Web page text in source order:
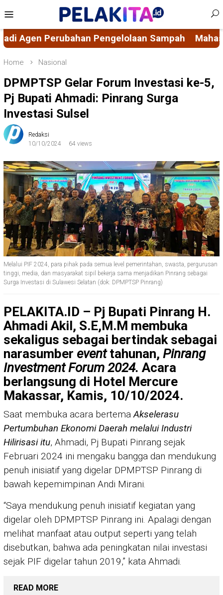
to
content
Menu
Sampah Mahasiswa KKN-PK 69 Desa
Home Nasional
DPMPTSP Gelar Forum Investasi ke-5,
Pj Bupati Ahmadi: Pinrang Surga
Investasi Sulsel
Redaksi
10/10/2024
64 views
Melalui PIF 2024, para pihak pada semua level pemerintahan, swasta, pergurusan
tinggi, media, dan masyarakat sipil bekerja sama menjadikan Pinrang sebagai
Surga Investasi di Sulawesi Selatan (dok: DPMPTSP Pinrang)
PELAKITA.ID – Pj Bupati Pinrang H.
Ahmadi Akil, S.E,M.M membuka
sekaligus sebagai bertindak sebagai
narasumber eventtahunan, Pinrang
Investment Forum 2024. Acara
berlangsung di Hotel Mercure
Makassar, Kamis, 10/10/2024.
Saat membuka acara bertemaAkselerasu
Pertumbuhan Ekonomi Daerah melalui Industri
Hilirisasi itu, Ahmadi, Pj Bupati Pinrang sejak
Februari 2024 ini mengaku bangga dan mendukung
penuh inisiatif yang digelar DPMPTSP Pinrang di
bawah kepemimpinan Andi Mirani.
“Saya mendukung penuh inisiatif kegiatan yang
digelar oleh DPMPTSP Pinrang ini. Apalagi dengan
melihat manfaat atau output seperti yang telah
disebutkan, bahwa ada peningkatan nilai investasi
sejak PIF digelar tahun 2019,” kata Ahmadi.
READ MORE